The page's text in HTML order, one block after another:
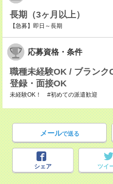
長期（3ヶ月以上）
【急募】即日～長期
応募資格・条件
職種未経験OK / ブラン
登録・面接OK
未経験OK！ #初めての派遣歓迎
メールで送る
シェア ツイ